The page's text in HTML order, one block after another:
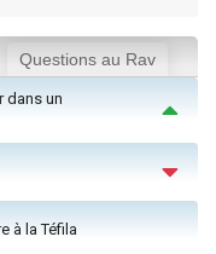
Questions au Rav
dans un
à la Téfila